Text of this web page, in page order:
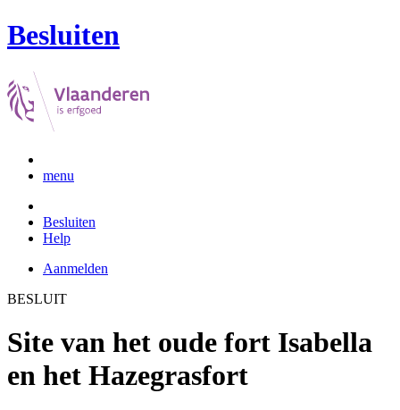
Besluiten
menu
Besluiten
Help
Aanmelden
BESLUIT
Site van het oude fort Isabella
en het Hazegrasfort